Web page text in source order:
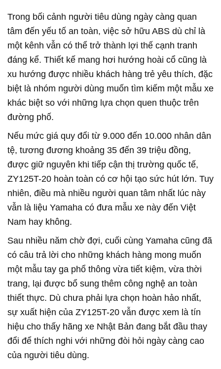
Trong bối cảnh người tiêu dùng ngày càng quan
tâm đến yếu tố an toàn, việc sở hữu ABS dù chỉ là
một kênh vẫn có thể trở thành lợi thế cạnh tranh
đáng kể. Thiết kế mang hơi hướng hoài cổ cũng là
xu hướng được nhiều khách hàng trẻ yêu thích, đặc
biệt là nhóm người dùng muốn tìm kiếm một mẫu xe
khác biệt so với những lựa chọn quen thuộc trên
đường phố.
Nếu mức giá quy đổi từ 9.000 đến 10.000 nhân dân
tệ, tương đương khoảng 35 đến 39 triệu đồng,
được giữ nguyên khi tiếp cận thị trường quốc tế,
ZY125T-20 hoàn toàn có cơ hội tạo sức hút lớn. Tuy
nhiên, điều mà nhiều người quan tâm nhất lúc này
vẫn là liệu Yamaha có đưa mẫu xe này đến Việt
Nam hay không.
Sau nhiều năm chờ đợi, cuối cùng Yamaha cũng đã
có câu trả lời cho những khách hàng mong muốn
một mẫu tay ga phổ thông vừa tiết kiệm, vừa thời
trang, lại được bổ sung thêm công nghệ an toàn
thiết thực. Dù chưa phải lựa chọn hoàn hảo nhất,
sự xuất hiện của ZY125T-20 vẫn được xem là tín
hiệu cho thấy hãng xe Nhật Bản đang bắt đầu thay
đổi để thích nghi với những đòi hỏi ngày càng cao
của người tiêu dùng.